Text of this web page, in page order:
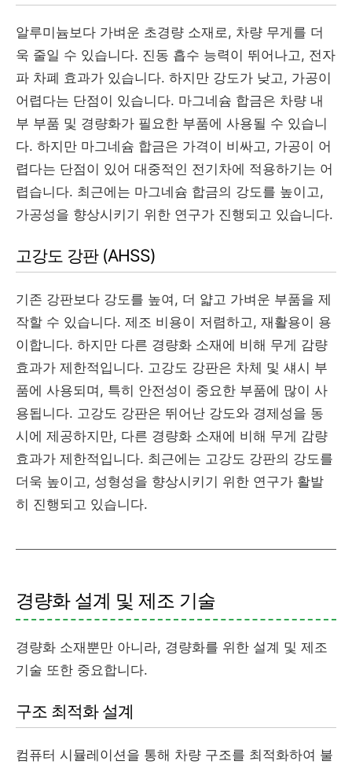
알루미늄보다 가벼운 초경량 소재로, 차량 무게를 더
욱 줄일 수 있습니다. 진동 흡수 능력이 뛰어나고, 전자
파 차폐 효과가 있습니다. 하지만 강도가 낮고, 가공이
어렵다는 단점이 있습니다. 마그네슘 합금은 차량 내
부 부품 및 경량화가 필요한 부품에 사용될 수 있습니
다. 하지만 마그네슘 합금은 가격이 비싸고, 가공이 어
렵다는 단점이 있어 대중적인 전기차에 적용하기는 어
렵습니다. 최근에는 마그네슘 합금의 강도를 높이고,
가공성을 향상시키기 위한 연구가 진행되고 있습니다.
고강도 강판 (AHSS)
기존 강판보다 강도를 높여, 더 얇고 가벼운 부품을 제
작할 수 있습니다. 제조 비용이 저렴하고, 재활용이 용
이합니다. 하지만 다른 경량화 소재에 비해 무게 감량
효과가 제한적입니다. 고강도 강판은 차체 및 섀시 부
품에 사용되며, 특히 안전성이 중요한 부품에 많이 사
용됩니다. 고강도 강판은 뛰어난 강도와 경제성을 동
시에 제공하지만, 다른 경량화 소재에 비해 무게 감량
효과가 제한적입니다. 최근에는 고강도 강판의 강도를
더욱 높이고, 성형성을 향상시키기 위한 연구가 활발
히 진행되고 있습니다.
경량화 설계 및 제조 기술
경량화 소재뿐만 아니라, 경량화를 위한 설계 및 제조
기술 또한 중요합니다.
구조 최적화 설계
컴퓨터 시뮬레이션을 통해 차량 구조를 최적화하여 불